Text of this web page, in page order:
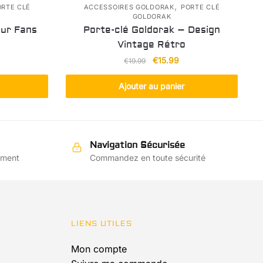
CLÉ
Fans
ACCESSOIRES GOLDORAK,
PORTE CLÉ
GOLDORAK
Porte-clé Goldorak – Design
Vintage Rétro
€19.99
Le
prix
initial
était :
€15.99Le
prix
actuel
est :
Ajouter au panier
Navigation Sécurisée
Commandez en toute sécurité
LIENS UTILES
Mon compte